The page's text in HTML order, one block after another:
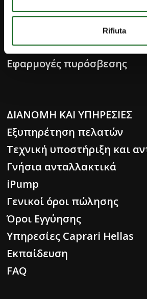
Rifiuta
Ύδροδότηση και
Βιομηχανία και ειδικές
Εφαρμογές πυρόσβεσης
ΔΙΑΝΟΜΗ ΚΑΙ ΥΠΗΡΕΣΙΕΣ
Εξυπηρέτηση πελατών
Τεχνική υποστήριξη και
Γνήσια ανταλλακτικά
iPump
Γενικοί όροι πώλησης
Όροι Εγγύησης
Υπηρεσίες Caprari Hellas
Εκπαίδευση
FAQ